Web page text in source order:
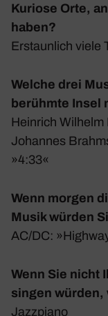
Kuriose Orte,
haben?
Erstaun­lich viele
Welche drei
berühmte Insel
Hein­rich Wilhelm
Johannes
»4:33«
Wenn morgen
Musik würden
AC/DC:
Wenn Sie nicht
singen würden,
Jazz­piano